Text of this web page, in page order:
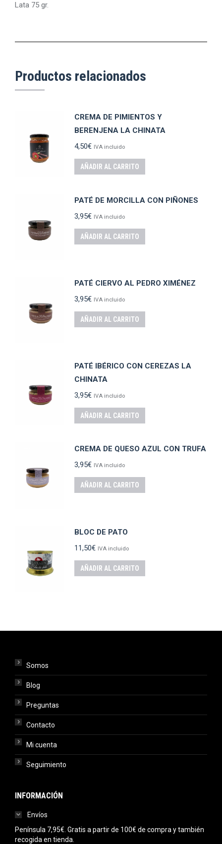
Lata 75 gr.
Productos relacionados
CREMA DE PIMIENTOS Y
BERENJENA LA CHINATA
4,50€ IVA incluido
AÑADIR AL CARRITO
PATÉ DE MORCILLA CON PIÑONES
3,95€ IVA incluido
AÑADIR AL CARRITO
PATÉ CIERVO AL PEDRO XIMÉNEZ
3,95€ IVA incluido
AÑADIR AL CARRITO
PATÉ IBÉRICO CON CEREZAS LA
CHINATA
3,95€ IVA incluido
AÑADIR AL CARRITO
CREMA DE QUESO AZUL CON TRUFA
3,95€ IVA incluido
AÑADIR AL CARRITO
BLOC DE PATO
11,50€ IVA incluido
AÑADIR AL CARRITO
Somos
Blog
Preguntas
Contacto
Mi cuenta
Seguimiento
INFORMACIÓN
Envíos
Península 7,95€. Gratis a partir de 100€ de compra y también
recogida en tienda.